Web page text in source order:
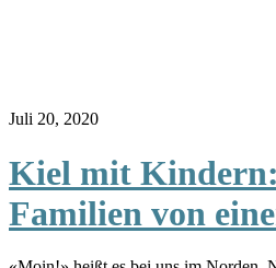
Juli 20, 2020
Kiel mit
Familien von